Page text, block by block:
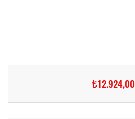
₺12.924,00